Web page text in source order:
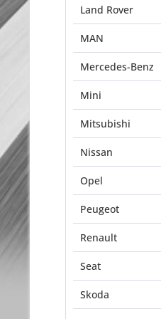
Land Rover
MAN
Mercedes-Benz
Mini
Mitsubishi
Nissan
Opel
Peugeot
Renault
Seat
Skoda